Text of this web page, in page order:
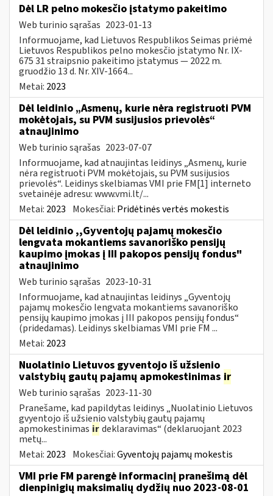
Dėl LR pelno mokesčio įstatymo pakeitimo
Web turinio sąrašas 2023-01-13
Informuojame, kad Lietuvos Respublikos Seimas priėmė
Lietuvos Respublikos pelno mokesčio įstatymo Nr. IX-
675 31 straipsnio pakeitimo įstatymus — 2022 m.
gruodžio 13 d. Nr. XIV-1664...
Metai: 2023
Dėl leidinio „Asmenų, kurie nėra registruoti PVM
mokėtojais, su PVM susijusios prievolės“
atnaujinimo
Web turinio sąrašas 2023-07-07
Informuojame, kad atnaujintas leidinys „Asmenų, kurie
nėra registruoti PVM mokėtojais, su PVM susijusios
prievolės“. Leidinys skelbiamas VMI prie FM[1] interneto
svetainėje adresu: www.vmi.lt/...
Metai: 2023 Mokesčiai: Pridėtinės vertės mokestis
Dėl leidinio ,,Gyventojų pajamų mokesčio
lengvata mokantiems savanoriško pensijų
kaupimo įmokas į III pakopos pensijų fondus"
atnaujinimo
Web turinio sąrašas 2023-10-31
Informuojame, kad atnaujintas leidinys „Gyventojų
pajamų mokesčio lengvata mokantiems savanoriško
pensijų kaupimo įmokas į III pakopos pensijų fondus“
(pridedamas). Leidinys skelbiamas VMI prie FM ...
Metai: 2023
Nuolatinio Lietuvos gyventojo iš užsienio
valstybių gautų pajamų apmokestinimas ir
Web turinio sąrašas 2023-11-30
Pranešame, kad papildytas leidinys „Nuolatinio Lietuvos
gvyentojo iš užsienio valstybių gautų pajamų
apmokestinimas irdeklaravimas“ (deklaruojant 2023
metų...
Metai: 2023 Mokesčiai:Gyventojų pajamų mokestis
VMI prie FM parengė informacinį pranešimą dėl
dienpinigių maksimalių dydžių nuo 2023-08-01